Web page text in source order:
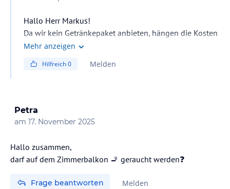
Hallo Herr Markus!
Da wir kein Getränkepaket anbieten, hängen die Kosten
ganz von deinem individuellen Konsum ab.Meistens
einfach einzeln nach Bedarf abrechnen.
Cocktails: ca.10:00 €
Mehr anzeigen
Hilfreich0 Melden
Petra
am 17. November 2025
Hallo zusammen,
darf auf dem Zimmerbalkon 🚬 geraucht werden❓
Frage beantworten Melden